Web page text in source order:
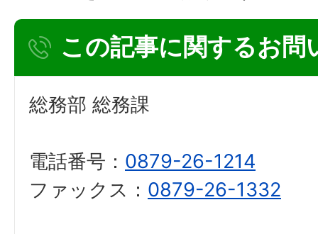
この記事に関するお問
総務部 総務課
電話番号： 0879-26-1214
ファックス： 0879-26-1332